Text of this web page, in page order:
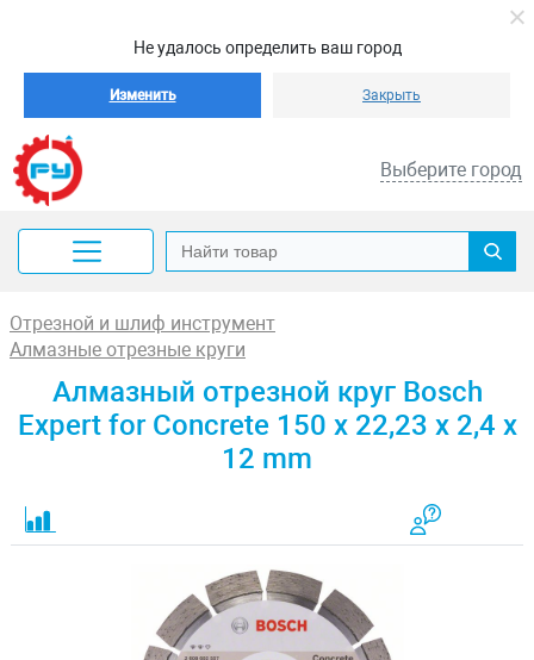
Не удалось определить ваш город
Изменить Закрыть
Выберите город
Отрезной и шлиф инструмент
Алмазные отрезные круги
Алмазный отрезной круг Bosch
Expert for Concrete 150 x 22,23 x 2,4 x
12 mm